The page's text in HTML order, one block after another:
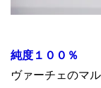
純度１００％
ヴァーチェのマ